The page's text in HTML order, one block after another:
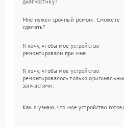
Мне нужен срочный ремонт. Сможете
сделать?
Я хочу, чтобы мое устройство
ремонтировали при мне.
Я хочу, чтобы мое устройство
ремонтировалось только
запчастями.
Как я узнаю, что мое устройство